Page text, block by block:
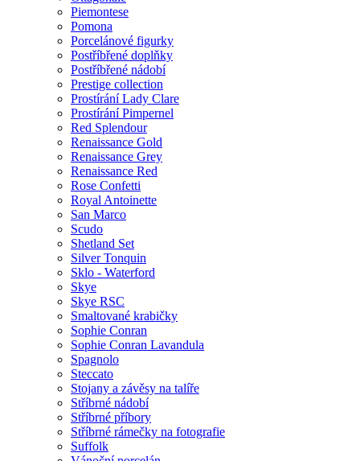
Piemontese
Pomona
Porcelánové figurky
Postříbřené doplňky
Postříbřené nádobí
Prestige collection
Prostírání Lady Clare
Prostírání Pimpernel
Red Splendour
Renaissance Gold
Renaissance Grey
Renaissance Red
Rose Confetti
Royal Antoinette
San Marco
Scudo
Shetland Set
Silver Tonquin
Sklo - Waterford
Skye
Skye RSC
Smaltované krabičky
Sophie Conran
Sophie Conran Lavandula
Spagnolo
Steccato
Stojany a závěsy na talíře
Stříbrné nádobí
Stříbrné příbory
Stříbrné rámečky na fotografie
Suffolk